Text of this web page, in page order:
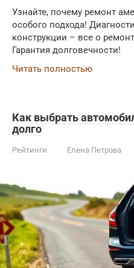
Узнайте, почему ремонт
особого подхода!
конструкции – все о
Гарантия долговечности!
Читать полностью
Как выбрать
долго
Рейтинги Елена Петрова